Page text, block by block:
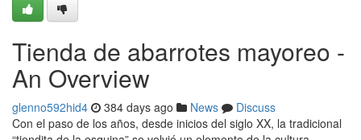
Tienda de abarrotes mayoreo -
An Overview
glenno592hid4 384 days ago News
Discuss
Con el paso de los años, desde inicios del siglo XX, la tradicional